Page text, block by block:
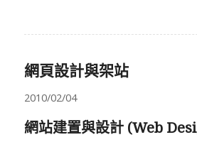
網頁設計與架站
2010/02/04
網站建置與設計 (Web